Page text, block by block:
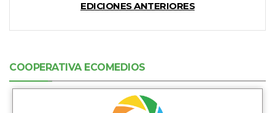
EDICIONES ANTERIORES
COOPERATIVA ECOMEDIOS